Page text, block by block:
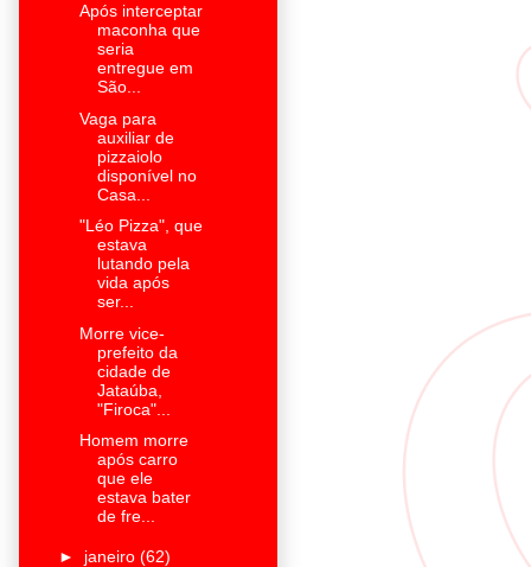
Após interceptar
maconha que
seria
entregue em
São...
Vaga para
auxiliar de
pizzaiolo
disponível no
Casa...
"Léo Pizza", que
estava
lutando pela
vida após
ser...
Morre vice-
prefeito da
cidade de
Jataúba,
"Firoca"...
Homem morre
após carro
que ele
estava bater
de fre...
► janeiro (62)